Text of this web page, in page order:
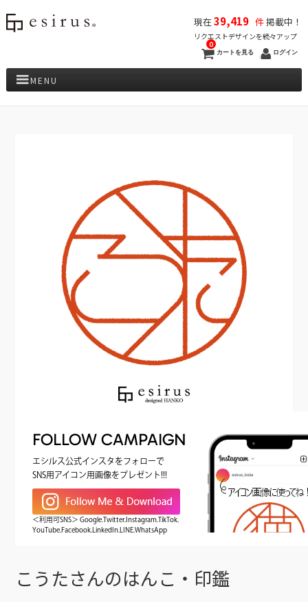
現在39,419 件掲載中！
リクエストデザインを続々アップ
カートを見る
0
ログイン
MENU
FOLLOW CAMPAIGN
エシルス公式インスタをフォローで
SNS用アイコン用画像をプレゼント!!!
＜利用可SNS＞ Google.Twitter.Instagram.TikTok.
YouTube.Facebook.LinkedIn.LINE.WhatsApp
こうたさんのはんこ・印鑑